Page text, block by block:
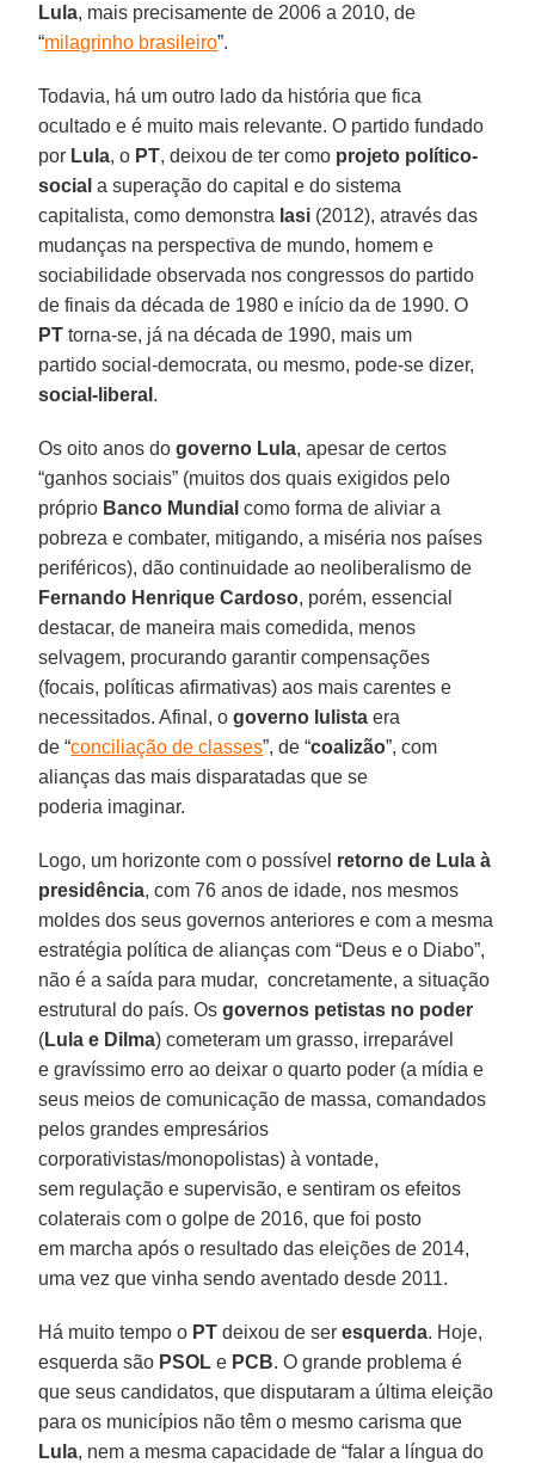
Lula, mais precisamente de 2006 a 2010, de
“milagrinho brasileiro”.
Todavia, há um outro lado da história que fica
ocultado e é muito mais relevante. O partido fundado
por Lula, o PT, deixou de ter como projeto político-
social a superação do capital e do sistema
capitalista, como demonstra Iasi (2012), através das
mudanças na perspectiva de mundo, homem e
sociabilidade observada nos congressos do partido
de finais da década de 1980 e início da de 1990. O
PT torna-se, já na década de 1990, mais um
partido social-democrata, ou mesmo, pode-se dizer,
social-liberal .
Os oito anos dogoverno Lula, apesar de certos
“ganhos sociais” (muitos dos quais exigidos pelo
próprio Banco Mundial como forma de aliviar a
pobreza e combater, mitigando, a miséria nos países
periféricos), dão continuidade ao neoliberalismo de
Fernando Henrique Cardoso, porém, essencial
destacar, de maneira mais comedida, menos
selvagem, procurando garantir compensações
(focais, políticas afirmativas) aos mais carentes e
necessitados. Afinal, ogoverno lulista era
de “conciliação de classes”, de “coalizão”, com
alianças das mais disparatadas que se
poderia imaginar.
Logo, um horizonte com o possível retorno de Lula à
presidência, com 76 anos de idade, nos mesmos
moldes dos seus governos anteriores e com a mesma
estratégia política de alianças com “Deus e o Diabo”,
não é a saída para mudar, concretamente, a situação
estrutural do país. Osgovernos petistas no poder
(Lula e Dilma) cometeram um grasso, irreparável
e gravíssimo erro ao deixar o quarto poder (a mídia e
seus meios de comunicação de massa, comandados
pelos grandes empresários
corporativistas/monopolistas) à vontade,
sem regulação e supervisão, e sentiram os efeitos
colaterais com o golpe de 2016, que foi posto
em marcha após o resultado das eleições de 2014,
uma vez que vinha sendo aventado desde 2011.
Há muito tempo o PT deixou de seresquerda. Hoje,
esquerda são PSOL e PCB. O grande problema é
que seus candidatos, que disputaram a última eleição
para os municípios não têm o mesmo carisma que
Lula, nem a mesma capacidade de “falar a língua do